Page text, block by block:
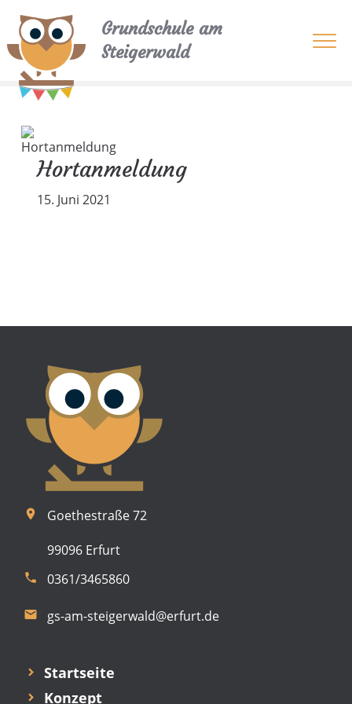
Grundschule am
Steigerwald
Hortanmeldung
15. Juni 2021
room
Goethestraße 72
99096 Erfurt
phone 0361/3465860
email gs-am-steigerwald@erfurt.de
Startseite
Konzept